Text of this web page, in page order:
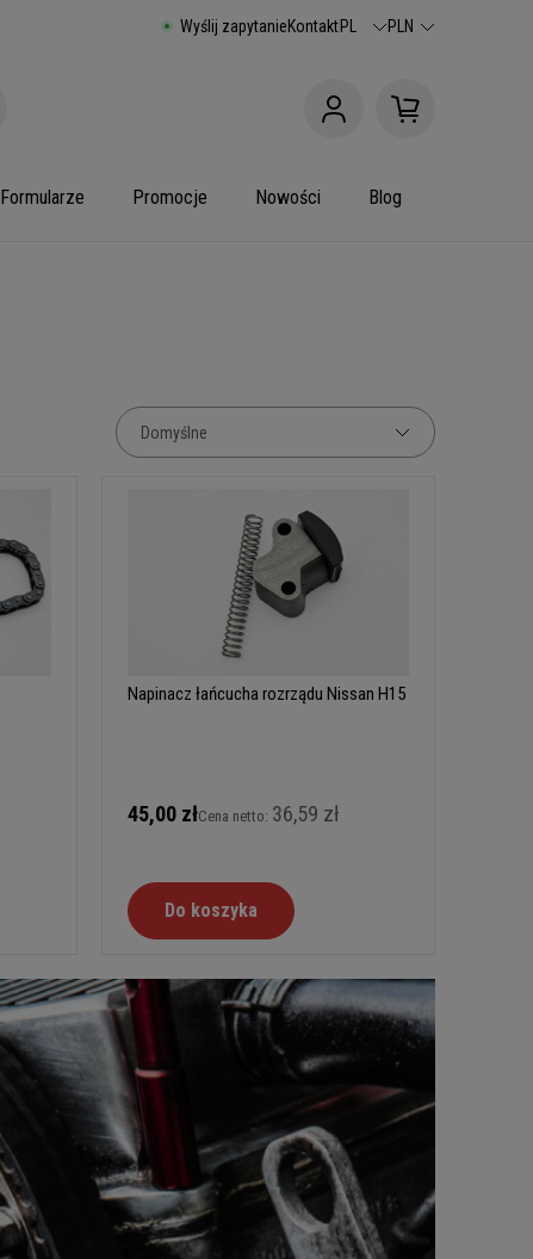
Wyślij zapytanieKontaktPL PLN
Formularze Promocje Nowości Blog
Napinacz łańcucha rozrządu Nissan H15
45,00 złCena netto: 36,59 zł
Do koszyka